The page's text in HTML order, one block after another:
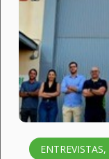
ENTREVISTAS,